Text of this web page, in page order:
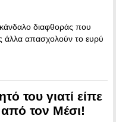
διαφθοράς που
άλλα απασχολούν το ευρύ
του γιατί είπε
τον Μέσι!